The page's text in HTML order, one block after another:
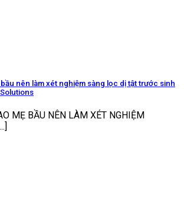
nên làm xét nghiệm sàng lọc dị tật trước sinh
MẸ BẦU NÊN LÀM XÉT NGHIỆM